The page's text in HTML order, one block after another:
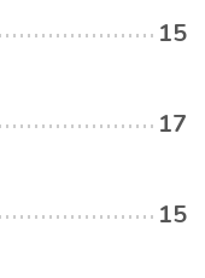
15
17
15